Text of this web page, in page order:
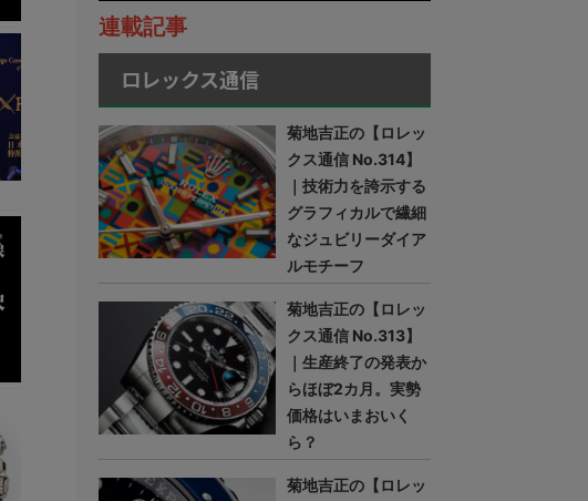
連載記事
ロレックス通信
菊地吉正の【ロレッ
クス通信 No.314】
｜技術力を誇示する
グラフィカルで繊細
なジュビリーダイア
ルモチーフ
菊地吉正の【ロレッ
クス通信 No.313】
｜生産終了の発表か
らほぼ2カ月。実勢
価格はいまおいく
ら？
菊地吉正の【ロレッ